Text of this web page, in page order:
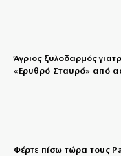
Άγριος ξυλοδαρμός
«Ερυθρό Σταυρό» από
Φέρτε πίσω τώρα τους